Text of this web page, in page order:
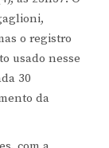
o registro
usado nesse
30
da